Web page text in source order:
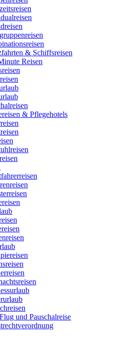
& Schiffsreisen
Reisen
& Pflegehotels
und Pauschalreise